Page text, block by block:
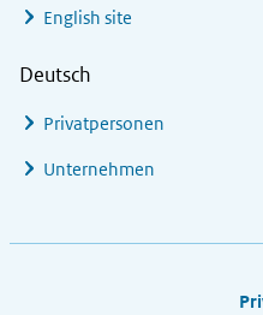
English site
Deutsch
Privatpersonen
Unternehmen